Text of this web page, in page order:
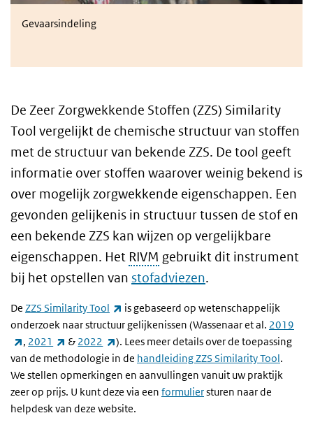
Gevaarsindeling
De Zeer Zorgwekkende Stoffen (ZZS) Similarity
Tool vergelijkt de chemische structuur van stoffen
met de structuur van bekende ZZS. De tool geeft
informatie over stoffen waarover weinig bekend is
over mogelijk zorgwekkende eigenschappen. Een
gevonden gelijkenis in structuur tussen de stof en
een bekende ZZS kan wijzen op vergelijkbare
eigenschappen. Het RIVM gebruikt dit instrument
bij het opstellen van stofadviezen.
De ZZS Similarity Tool (externe link)
is gebaseerd op wetenschappelijk
onderzoek naar structuur gelijkenissen (Wassenaar et al. 2019
(externe link)
, 2021 (externe link)
& 2022 (externe link)
). Lees meer details over de toepassing
van de methodologie in de handleiding ZZS Similarity Tool.
We stellen opmerkingen en aanvullingen vanuit uw praktijk
zeer op prijs. U kunt deze via een formuliersturen naar de
helpdesk van deze website.